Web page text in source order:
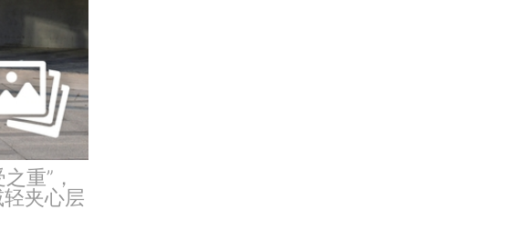
重”，
夹心层